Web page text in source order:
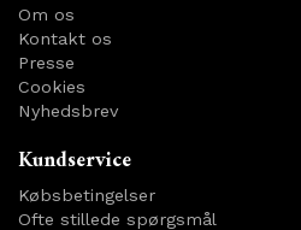
Om os
Kontakt os
Presse
Cookies
Nyhedsbrev
Kundservice
Købsbetingelser
Ofte stillede spørgsmål